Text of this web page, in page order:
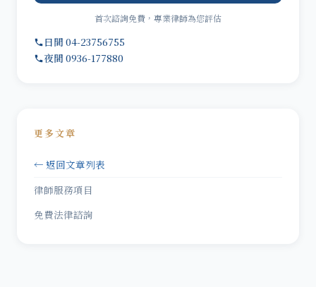
首次諮詢免費，專業律師為您評估
日間 04-23756755
夜間 0936-177880
更多文章
← 返回文章列表
律師服務項目
免費法律諮詢